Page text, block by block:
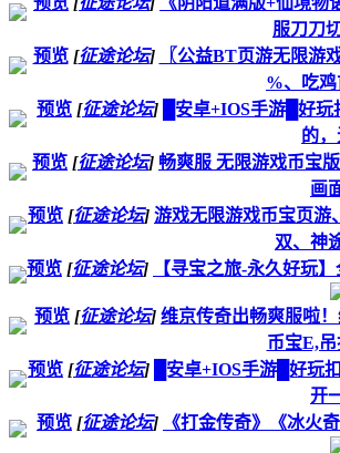
服刀刀
预览 [征途论坛]
〖公益BT页游无限游
%、吃鸡
预览 [征途论坛]
█安卓+IOS手游█好
的
预览 [征途论坛] 畅爽服 无限游戏币宝
画
预览 [征途论坛] 游戏无限游戏币宝页游
双、神
预览 [征途论坛] 【寻宝之旅-永久好玩
预览 [征途论坛] 维京传奇出畅爽服啦
币宝E,
预览 [征途论坛]
█安卓+IOS手游█好玩
开
预览 [征途论坛] 《打金传奇》《冰火